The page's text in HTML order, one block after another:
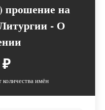
прошение на
- О
количества имён